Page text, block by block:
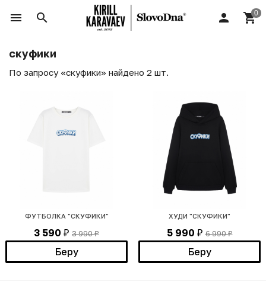
скуфики
По запросу «скуфики» найдено 2 шт.
ФУТБОЛКА "СКУФИКИ"
3 590 ₽ 3 990₽
Беру
ХУДИ "СКУФИКИ"
5 990 ₽ 6 990₽
Беру